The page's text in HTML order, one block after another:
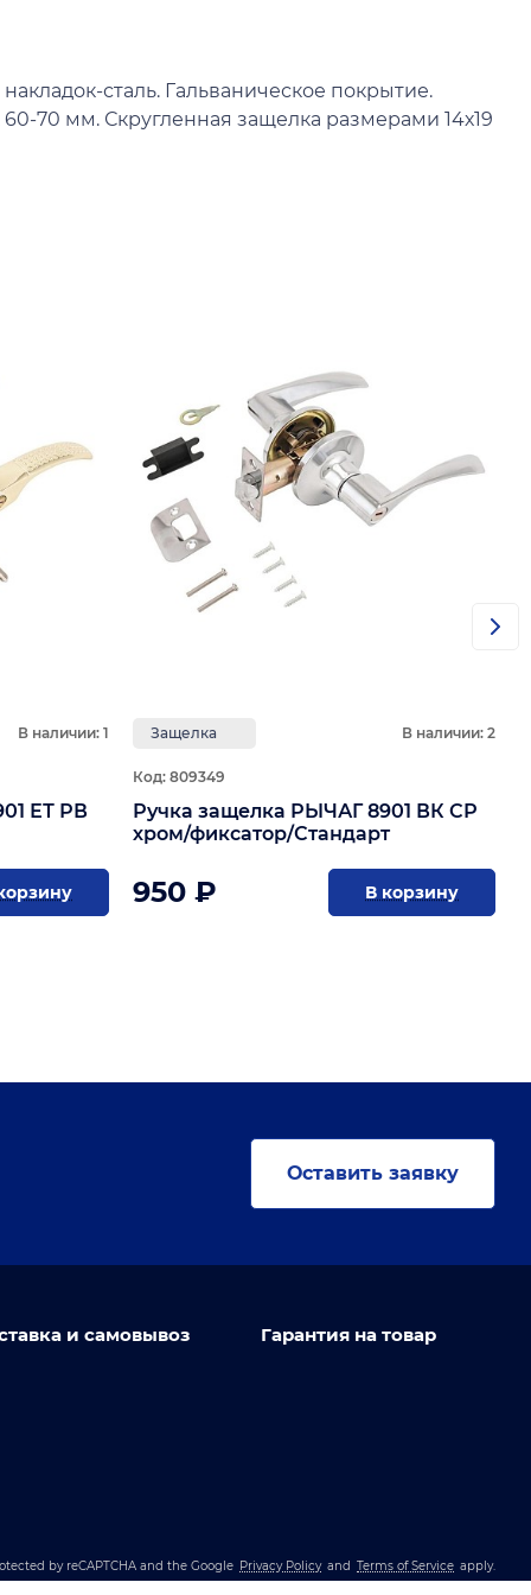
сталь. Гальваническое покрытие.
70 мм. Скругленная защелка размерами 14х19
В наличии: 1
ЕТ РВ
Защелка В наличии: 2
Код: 809349
Ручка защелка РЫЧАГ 8901 ВК СР
хром/фиксатор/Стандарт
950 ₽ В корзину
Оставить заявку
и самовывоз Гарантия на товар
by reCAPTCHA and the Google Privacy Policyand Terms of Service apply.